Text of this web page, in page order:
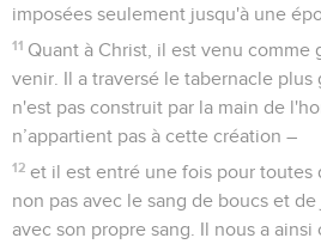
imposées seulement jusqu'à une
11 Quant à Christ, il est venu comme
venir. Il a traversé le tabernacle plus
n'est pas construit par la main de
n’appartient pas à cette création –
12 et il est entré une fois pour toutes
non pas avec le sang de boucs et
avec son propre sang. Il nous a